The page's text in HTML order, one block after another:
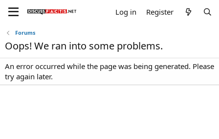
Log in Register
Forums
Oops! We ran into some problems.
An error occurred while the page was being generated. Please
try again later.